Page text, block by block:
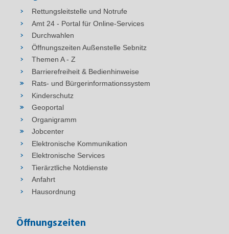
Rettungsleitstelle und Notrufe
Amt 24 - Portal für Online-Services
Durchwahlen
Öffnungszeiten Außenstelle Sebnitz
Themen A - Z
Barrierefreiheit & Bedienhinweise
Rats- und Bürgerinformationssystem
Kinderschutz
Geoportal
Organigramm
Jobcenter
Elektronische Kommunikation
Elektronische Services
Tierärztliche Notdienste
Anfahrt
Hausordnung
Öffnungszeiten